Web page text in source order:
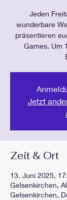
Jeden
wunderbare
präsentieren
Games. Um
Jetzt
Zeit & Ort
13. Juni 2025,
Gelsenkirchen,
Gelsenkirchen,